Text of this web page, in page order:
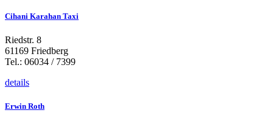
Cihani Karahan Taxi
Riedstr. 8
61169 Friedberg
Tel.: 06034 / 7399
details
Erwin Roth